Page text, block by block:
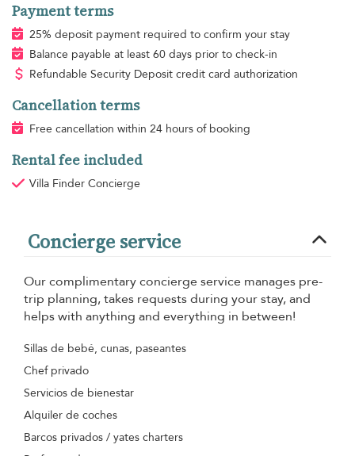
Payment terms
25% deposit payment required to confirm your stay
Balance payable at least 60 days prior to check-in
Refundable Security Deposit credit card authorization
Cancellation terms
Free cancellation within 24 hours of booking
Rental fee included
Villa Finder Concierge
Concierge service
Our complimentary concierge service manages pre-
trip planning, takes requests during your stay, and
helps with anything and everything in between!
Sillas de bebé, cunas, paseantes
Chef privado
Servicios de bienestar
Alquiler de coches
Barcos privados / yates charters